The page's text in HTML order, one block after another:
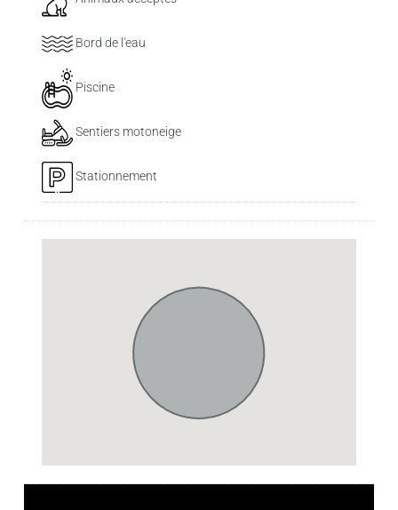
Bord de l'eau
Piscine
Sentiers motoneige
Stationnement